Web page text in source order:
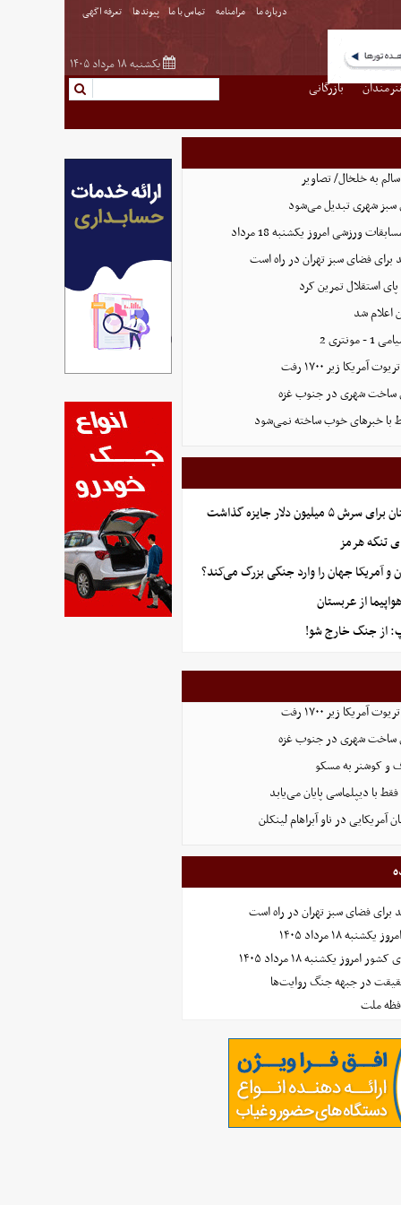
درباره ما مرامنامه تماس با ما پیوندها تعرفه اگهی
یکشنبه ۱۸ مرداد ۱۴۰۵
بازرگانی
به خلخال/ تصاویر
ورزشی امروز یکشنبه 18 مرداد
استقلال تمرین کرد
اعلام شد
2
زیر ۱۷۰۰ رفت
ساخت شهری در جنوب غزه
با خبرهای خوب ساخته نمی‌شود
دلار جایزه گذاشت
تنگه هرمز
و آمریکا جهان را وارد جنگی بزرگ می‌کند؟
از جنگ خارج شو!
زیر ۱۷۰۰ رفت
ساخت شهری در جنوب غزه
و کوشنر به مسکو
فقط با دیپلماسی پایان می‌یابد
آمریکایی در ناو آبراهام لینکلن
۱۸ مرداد ۱۴۰۵
یکشنبه ۱۸ مرداد ۱۴۰۵
در جبهه جنگ روایت‌ها
ملت